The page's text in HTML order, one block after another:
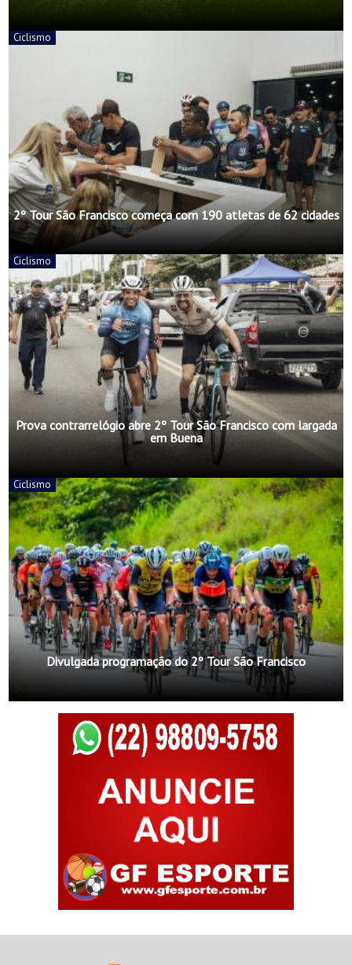
Ciclismo
2º Tour São Francisco começa com 190 atletas de 62 cidades
Ciclismo
Prova contrarrelógio abre 2º Tour São Francisco com largada
em Buena
Ciclismo
Divulgada programação do 2º Tour São Francisco